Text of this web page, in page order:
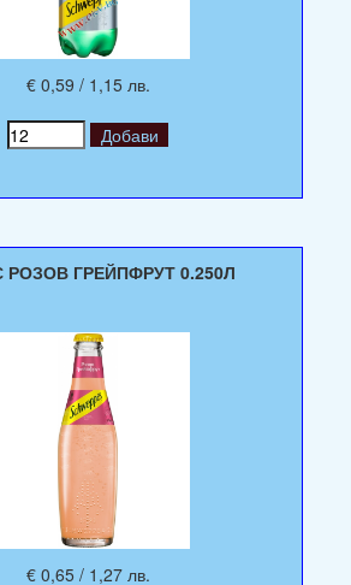
€ 0,59 / 1,15 лв.
ГРЕЙПФРУТ 0.250Л
€ 0,65 / 1,27 лв.